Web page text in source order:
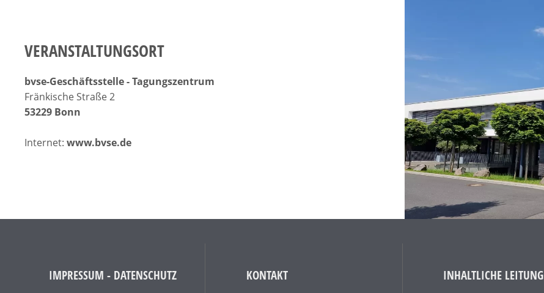
VERANSTALTUNGSORT
bvse-Geschäftsstelle - Tagungszentrum
Fränkische Straße 2
53229 Bonn
Internet: www.bvse.de
IMPRESSUM - DATENSCHUTZ KONTAKT INHALTLICHE LEITUNG